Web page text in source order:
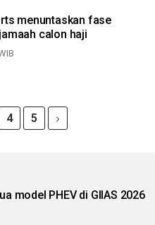
menuntaskan fase
calon haji
4 5
model PHEV di GIIAS 2026